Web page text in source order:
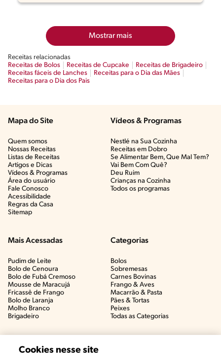
Mostrar mais
Receitas relacionadas
Receitas de Bolos
Receitas de Cupcake
Receitas de Brigadeiro
Receitas fáceis de Lanches
Receitas para o Dia das Mães
Receitas para o Dia dos Pais
Mapa do Site
Quem somos
Nossas Receitas
Listas de Receitas​
Artigos e Dicas​
Vídeos & Programas​
Área do usuário
Fale Conosco
Acessibilidade
Regras da Casa
Sitemap
Vídeos & Programas​
Nestlé na Sua Cozinha
Receitas em Dobro
Se Alimentar Bem, Que Mal Tem?​
Vai Bem Com Quê?​
Deu Ruim​
Crianças na Cozinha​
Todos os programas
Mais Acessadas
Pudim de Leite
Bolo de Cenoura
Bolo de Fubá Cremoso
Mousse de Maracujá
Fricassê de Frango
Bolo de Laranja
Molho Branco
Brigadeiro
Categorias
Bolos
Sobremesas
Carnes Bovinas​
Frango & Aves​
Macarrão & Pasta​
Pães & Tortas​
Peixes
Todas as Categorias
Cookies nesse site